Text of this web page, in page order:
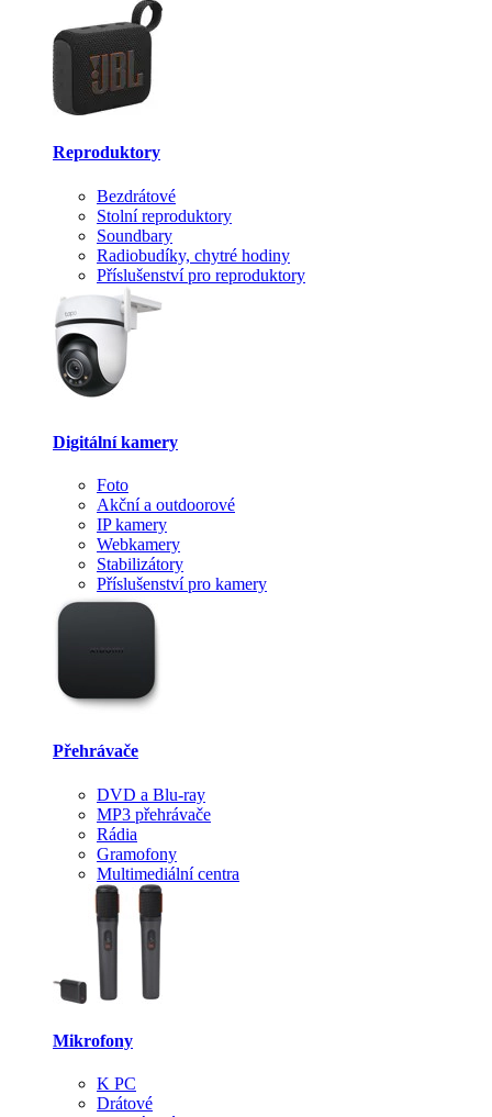
Reproduktory
Bezdrátové
Stolní reproduktory
Soundbary
Radiobudíky, chytré hodiny
Příslušenství pro reproduktory
Digitální kamery
Foto
Akční a outdoorové
IP kamery
Webkamery
Stabilizátory
Příslušenství pro kamery
Přehrávače
DVD a Blu-ray
MP3 přehrávače
Rádia
Gramofony
Multimediální centra
Mikrofony
K PC
Drátové